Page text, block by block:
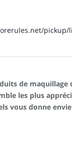
pickup/
de maquillage
les plus
vous donne